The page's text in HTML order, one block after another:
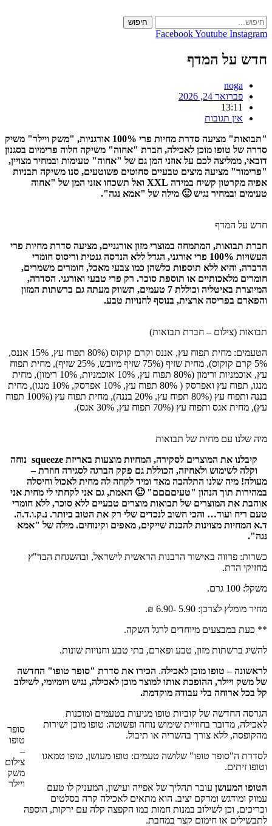
to
content
חיפוש
FacebookYoutube Instagram
חדש על המדף
noga
פברואר 24, 2026
13:11
אין תגובות
"תבואות" מציעה סדרת מחיות פרי 100% אורגניות, "משק ויילר" משיק
סדרה של טופו מוכן לאכילה, חברת "אחוה" משיקה חלוה פרימיום בסגנון
דובאי, ממליצה לכם על אוזני המן גם של "אחוה" טעימות ובמחיר מצויין,
"פרימור" מציעה מיצים טבעיים סחוטים פשוטעים, סנו משיקה תבניות
אפיה מקרטון קשיח במידה XXL ואל תשכחו אזני המן של "אחוה
טעימים ובמחיר נגיש 🙂 מילה של "אמא נגה".
חדש על המדף
חברת תבואות, המתמחה במוצרי מזון אורגניים, מציעה סדרת מחיות פרי
העשויות 100% פרי אורגני, הגדל ללא הנדסה גנטית וריסוס חומרי
הדברה, והיא ללא תוספות כלשהן כמו צבעי מאכל, חומרים משמרים,
חומרים מלאכותיים או תוספת סוכר. רק פרי טבעי ואורגני. הסדרה,
המיוצרת באיטליה וכוללת 7 טעמים, תשווק מעתה גם ברשתות המזון
והפארם בפריסה ארצית, בנוסף לחנויות טבע.
תבואות (צילום – חברת תבואות)
הטעמים: מחית תפוח עץ, אננס וקרם קוקוס (80% תפוח עץ, 15% אננס,
5% קרם קוקוס), מחית שזיף (75% שזיף מיובש, 25% שזיף), מחית תפוח
עץ, אוכמניות ורימון (80% תפוח עץ, 10% אוכמניות, 10% רימון), מחית
מנגו, תפוח עץ ואפרסק ( 80% תפוח עץ, 10% אפרסק, 10% מנגו), מחית
בננה ותפוח עץ (80% תפוח עץ, 20% בננה), מחית תפוח עץ (100% תפוח
עץ), מחית אגס ותפוח עץ (70% תפוח עץ, 30% אגס).
מיה שלנו עם מחית של תבואות
קיבלנו את המוצרים לסקירה, המחיות מוצעות באריזת squeeze נוחה
וקלה לשימוש ולאחיזה, הכוללת גם פקק הברגה לסגירה חוזרת –
מעולה! מיה שלנו התלהבה מאד ומיד לקחה לה מחית לאכול וחיסלה
במהירות תוך הנהון "טעיםםםם" 🙂 האמת, גם אני לקחתי לי מחית אני
אוהבת את המוצרים של תבואות מוצרים טבעיים ללא סוכר, ללא חומרי
טעם ריח ועוד… והכי חשוב לנכדים שלי רק את הטוב ביותר. נ.ק.ו.ד.ה.
ד.א המחיות מצוינות להכנת שייקים, מאפים וקינוחים. מילה של "אמא
נגה".
כשרות: פרווה באישור הרבנות הראשית לישראל, ובהשגחת הבד"ץ
מחזיקי הדת.
משקל: 100 גרם.
מחיר מומלץ לצרכן: 5.90 -6.90 ₪.
** כעת במבצעים מיוחדים לרגל השקה.
להשיג ברשתות מזון, טבע ופארם, בתי טבע וחנויות שונות.
לראשונה – טופו מוכן לאכילה. הכירו את סדרת "סופר טופו" החדשה
של משק ויילר, ההופכת אותו למוצר מוכן לאכילה, נגיש ויומיומי, לשילוב
קל בכל ארוחה בלי עבודה מוקדמת.
סופר
טופו
–
צילום
משק
ויילר
הגרסה החדשה של קוביות טופו מגיעות בטעמים ומוכנות
לאכילה, מדובר בחוויית שימוש נוחה ופשוטה: טופו מוכן ישירות
מהקופסה, ללא צורך בהשריה או תיבול.
לסדרת ה"סופר טופו" שלושה טעמים: טופו מעושן, טופו טמאגו
וטופו זיתים.
הטופו המעושן עובר תהליך של אפייה ועישון, המעניק לו טעם
עמוק ומודגש ומרקם יציב. הוא מתאים לאכילה קרה בסלטים
וכריכים, וכן לשילוב במנות חמות כמו הקפצה קלה עם ירקות, הוספה
לתבשילים או חימום קצר במחבת.